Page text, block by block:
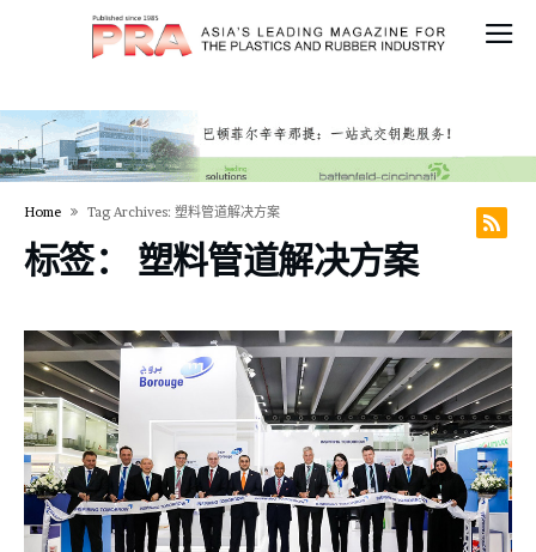
Home Tag Archives: 塑料管道解决方案
标签： 塑料管道解决方案